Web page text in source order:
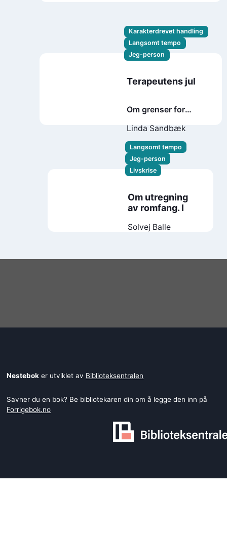
Karakterdrevet handling
Langsomt tempo
Jeg-person
Terapeutens jul
Om grenser for
kunnskap
Linda Sandbæk
Langsomt tempo
Jeg-person
Livskrise
Om utregning
av romfang. I
Solvej Balle
Nestebok er utviklet av Biblioteksentralen
Savner du en bok? Be bibliotekaren din om å legge den inn på
Forrigebok.no